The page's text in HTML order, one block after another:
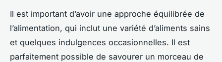
Il est important d’avoir une approche équilibrée de
l’alimentation, qui inclut une variété d’aliments sains
et quelques indulgences occasionnelles. Il est
parfaitement possible de savourer un morceau de